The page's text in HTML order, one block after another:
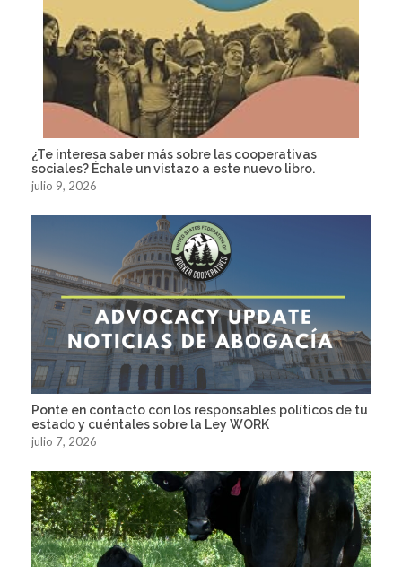
¿Te interesa saber más sobre las cooperativas
sociales? Échale un vistazo a este nuevo libro.
julio 9, 2026
Ponte en contacto con los responsables políticos de tu
estado y cuéntales sobre la Ley WORK
julio 7, 2026